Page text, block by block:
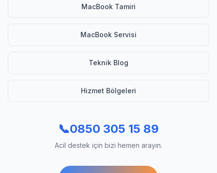
MacBook Tamiri
MacBook Servisi
Teknik Blog
Hizmet Bölgeleri
📞0850 305 15 89
Acil destek için bizi hemen arayın.